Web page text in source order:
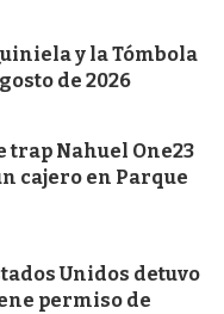
y la Tómbola
de 2026
Nahuel One23
cajero en Parque
Unidos detuvo
permiso de